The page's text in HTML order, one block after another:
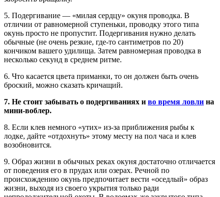
5. Подергивание — «милая сердцу» окуня проводка. В
отличии от равномерной ступеньки, проводку этого типа
окунь просто не пропустит. Подергивания нужно делать
обычные (не очень резкие, где-то сантиметров по 20)
кончиком вашего удилища. Затем равномерная проводка в
несколько секунд в среднем ритме.
6. Что касается цвета приманки, то он должен быть очень
броский, можно сказать кричащий.
7. Не стоит забывать о подергиваниях и во время ловли на
мини-воблер.
8. Если клев немного «утих» из-за приближения рыбы к
лодке, дайте «отдохнуть» этому месту на пол часа и клев
возобновится.
9. Образ жизни в обычных реках окуня достаточно отличается
от поведения его в прудах или озерах. Речной по
происхождению окунь предпочитает вести «оседлый» образ
жизни, выходя из своего укрытия только ради